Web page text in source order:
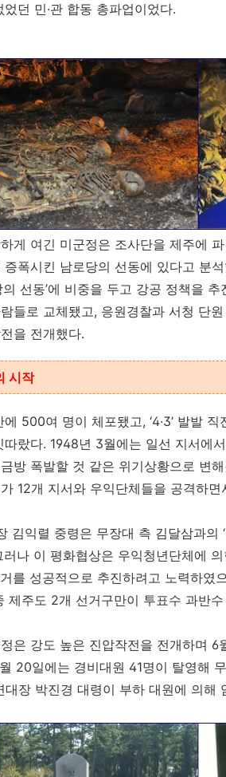
던 민·관 합동 총파업이었다.
게 여긴 미군정은 조사단을 제주에
폭시킨 남로당의 선동에 있다고 분
의 선동’에 비중을 두고 강공 정책을
들로 교체됐고, 응원경찰과 서청 단
을 전개했다.
시작
500여 명이 체포됐고, ‘4·3’ 발발
따랐다. 1948년 3월에는 일선 지서에
방 폭발할 것 같은 위기상황으로 변
12개 지서와 우익단체들을 공격하
김익렬 중령은 무장대 측 김달삼과의
나 이 평화협상은 우익청년단체에
거를 성공적으로 추진하려고 노력하
제주도 2개 선거구만이 투표수 과반
은 강도 높은 진압작전을 전개하며
20일에는 경비대원 41명이 탈영해
대장 박진경 대령이 부하 대원에 의해